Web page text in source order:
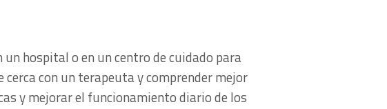
un hospital o en un centro de cuidado para
con un terapeuta y comprender mejor
y mejorar el funcionamiento diario de los